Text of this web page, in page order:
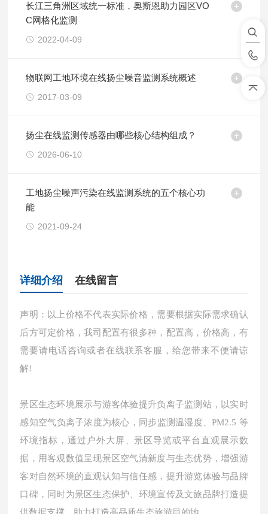
长江三角洲区域统一标准，奥斯恩助力园区VO
C网格化监测
2022-04-09
物联网工地环境在线扬尘噪音监测系统概述
2017-03-09
扬尘在线监测传感器由哪些核心结构组成？
2026-06-10
工地扬尘噪声污染在线监测系统的五个核心功
能
2021-09-24
详细介绍 在线留言
声明：以上价格不代表实际价格，需要根据实际需求确认
后方可定价格，我司配置有很多种，配置高，价格高，有
需要请电话咨询或者在线联系客服，给您带来不便请谅
解!
景区生态环境展示与游客体验提升负离子监测站，以实时
感知空气负离子浓度为核心，同步监测温湿度、PM2.5 等
环境指标，通过户外大屏、景区导览或平台直观展示数
据，用客观数值呈现景区空气清新度与生态优势，增强游
客对自然环境的直观认知与信任感，提升游览体验与品牌
口碑，同时为景区生态保护、环境宣传及文旅品牌打造提